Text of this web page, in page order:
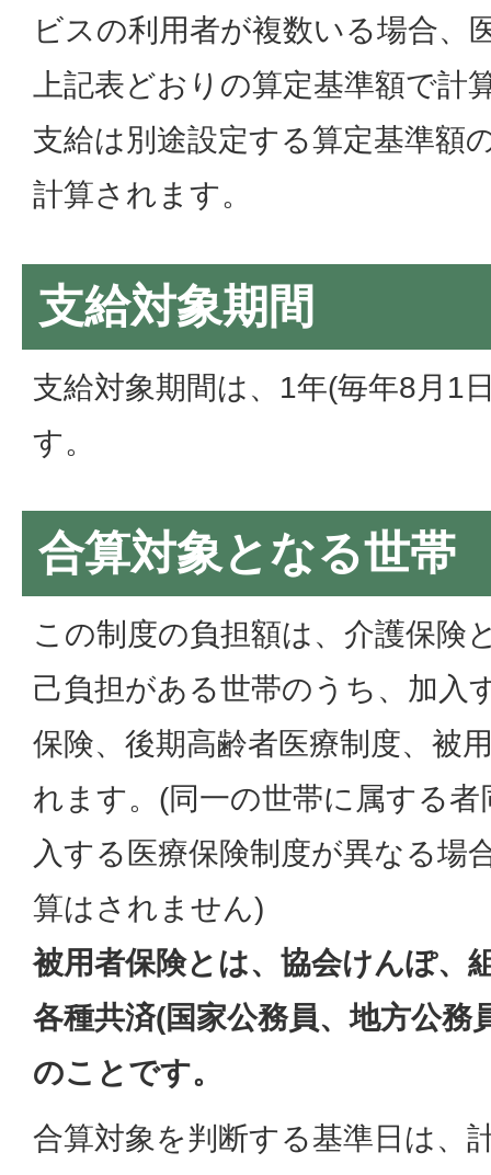
ビスの利用者が複数いる場合、
上記表どおりの算定基準額で計
支給は別途設定する算定基準額
計算されます。
支給対象期間
支給対象期間は、1年(毎年8月1
す。
合算対象となる世帯
この制度の負担額は、介護保険
己負担がある世帯のうち、加入
保険、後期高齢者医療制度、被
れます。(同一の世帯に属する
入する医療保険制度が異なる場
算はされません)
被用者保険とは、協会けんぽ、
各種共済(国家公務員、地方公務
のことです。
合算対象を判断する基準日は、